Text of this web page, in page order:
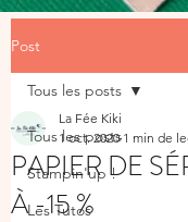
Post
Tous les posts
Stampin'up !
Les Tutos
Tous les posts
PAPIER DE
À -15 %
La Fée Kiki
1 oct. 2020 1 min de